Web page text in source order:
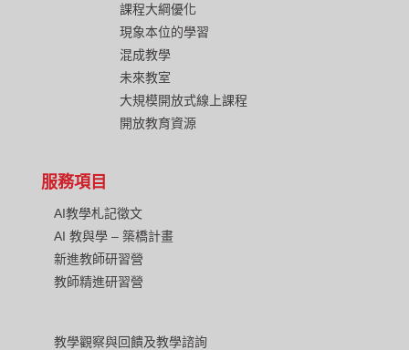
課程大綱優化
現象本位的學習
混成教學
未來教室
大規模開放式線上課程
開放教育資源
服務項目
AI教學札記徵文
AI 教與學 – 築橋計畫
新進教師研習營
教師精進研習營
教學觀察與回饋及教學諮詢